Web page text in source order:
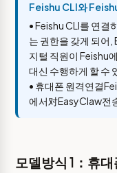
Feishu CLI와
• Feishu CLI를 연결
는 권한을 갖게 되어
지털 직원이 Feishu
대신 수행하게 할 수
• 휴대폰 원격연결
에서对EasyClaw전
모델방식 1：휴대